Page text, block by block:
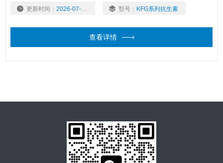
螺杆，解决粘性及流动性差之药粉的分装难点；5、需经常清洗的
更新时间： 2026-07-30 型号： KFG系列抗生素
查看详情